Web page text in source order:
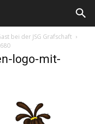
bei der JSG Grafschaft
logo-mit-